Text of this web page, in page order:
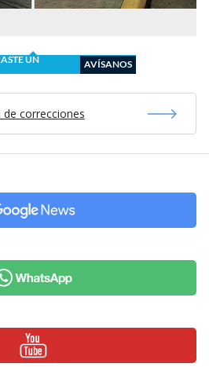
UN
AVÍSANOS
de correcciones